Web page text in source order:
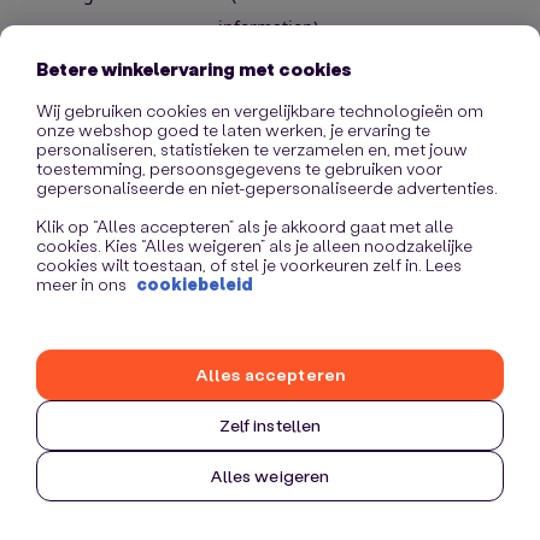
information).
Betere winkelervaring met cookies
Wij gebruiken cookies en vergelijkbare technologieën om
onze webshop goed te laten werken, je ervaring te
personaliseren, statistieken te verzamelen en, met jouw
toestemming, persoonsgegevens te gebruiken voor
gepersonaliseerde en niet-gepersonaliseerde advertenties.
Klik op “Alles accepteren” als je akkoord gaat met alle
cookies. Kies “Alles weigeren” als je alleen noodzakelijke
cookies wilt toestaan, of stel je voorkeuren zelf in. Lees
meer in ons cookiebeleid
Zelf instellen
Alles weigeren
Alles accepteren